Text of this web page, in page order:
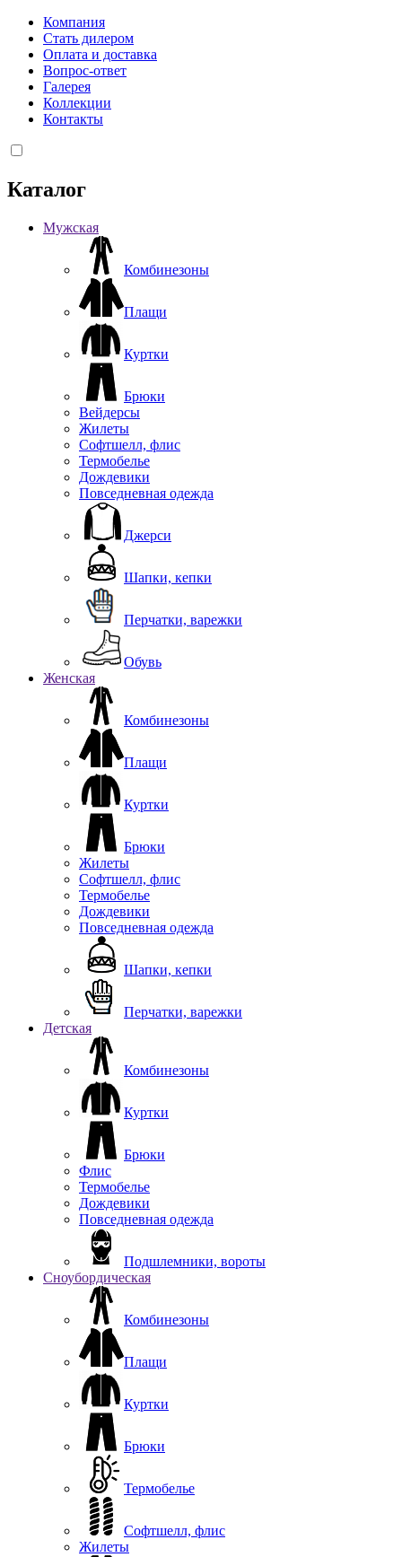
Компания
Стать дилером
Оплата и доставка
Вопрос-ответ
Галерея
Коллекции
Контакты
Каталог
Мужская
Комбинезоны
Плащи
Куртки
Брюки
Вейдерсы
Жилеты
Софтшелл, флис
Термобелье
Дождевики
Повседневная одежда
Джерси
Шапки, кепки
Перчатки, варежки
Обувь
Женская
Комбинезоны
Плащи
Куртки
Брюки
Жилеты
Софтшелл, флис
Термобелье
Дождевики
Повседневная одежда
Шапки, кепки
Перчатки, варежки
Детская
Комбинезоны
Куртки
Брюки
Флис
Термобелье
Дождевики
Повседневная одежда
Подшлемники, вороты
Сноубордическая
Комбинезоны
Плащи
Куртки
Брюки
Термобелье
Софтшелл, флис
Жилеты